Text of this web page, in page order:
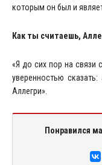
которым он был и
Как ты считаешь,
«Я до сих пор на связи
уверенностью
Аллегри».
Понравился